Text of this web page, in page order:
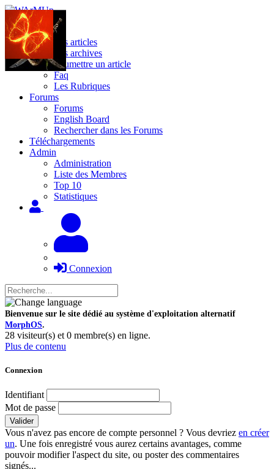
Site
Les articles
Les archives
Soumettre un article
Faq
Les Rubriques
Forums
Forums
English Board
Rechercher dans les Forums
Téléchargements
Admin
Administration
Liste des Membres
Top 10
Statistiques
Connexion
Bienvenue sur le site dédié au système d'exploitation alternatif
MorphOS.
28 visiteur(s) et 0 membre(s) en ligne.
Plus de contenu
Connexion
Identifiant
Mot de passe
Valider
Vous n'avez pas encore de compte personnel ? Vous devriez en créer
un. Une fois enregistré vous aurez certains avantages, comme
pouvoir modifier l'aspect du site, ou poster des commentaires
signés...